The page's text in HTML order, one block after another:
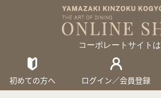
コーポレートサイト
初めての方へ ログイン／会員登録